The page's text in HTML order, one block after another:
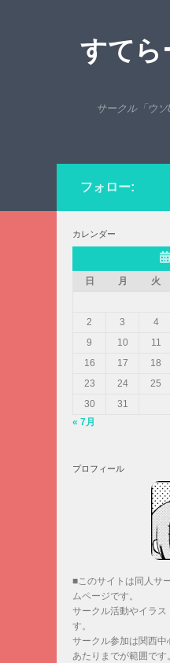
すてら
サークル「ウ
フォロー:
カレンダー
日
月 火
2
3 4
9
10 11
16
17 18
23
24 25
30
31
« 7月
プロフィール
■このサイトは同人サ
ムページです。
サークル活動やイラス
す。
サークル参加は関西
あたりまでが範囲です。